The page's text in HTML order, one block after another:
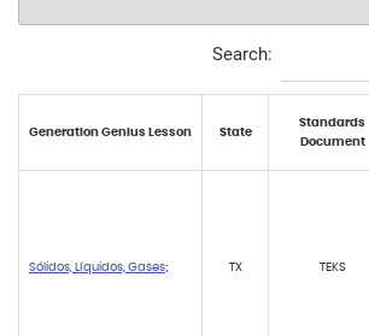
Search:
Generation Genius Lesson State
Standards
Document
Sólidos, Líquidos, Gases; TX TEKS